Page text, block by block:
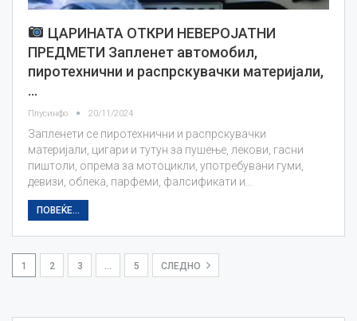
ЦАРИНАТА ОТКРИ НЕВЕРОЈАТНИ
ПРЕДМЕТИ Запленет автомобил,
пиротехнични и распрскувачки материјали,
…
Плусинфо 20/11/2024
Запленети се пиротехнични и распрскувачки
материјали, цигари и тутун за пушење, лекови, гасни
пиштоли, опрема за мотоцикли, употребувани гуми,
девизи, облека, парфеми, фалсификати и…
ПОВЕЌЕ...
1 2 3 5 СЛЕДНО